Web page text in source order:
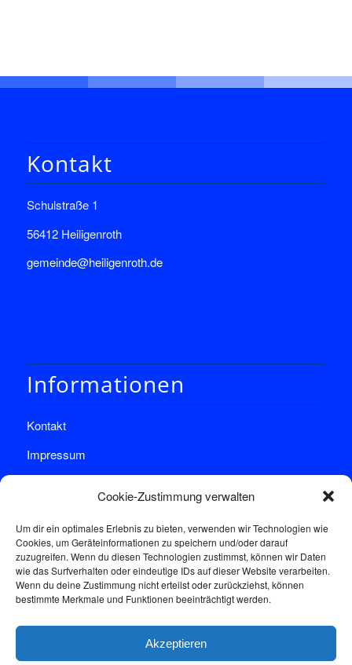
Cookie-Zustimmung verwalten
Um dir ein optimales Erlebnis zu bieten, verwenden wir Technologien wie
Cookies, um Geräteinformationen zu speichern und/oder darauf
zuzugreifen. Wenn du diesen Technologien zustimmst, können wir Daten
wie das Surfverhalten oder eindeutige IDs auf dieser Website verarbeiten.
Wenn du deine Zustimmung nicht erteilst oder zurückziehst, können
bestimmte Merkmale und Funktionen beeinträchtigt werden.
Akzeptieren
Kontakt
Schulstraße 1
56412 Heiligenroth
gemeinde@heiligenroth.de
Informationen
Kontakt
Impressum
Sprechstunde
Donnerstags: 17:00-18:30